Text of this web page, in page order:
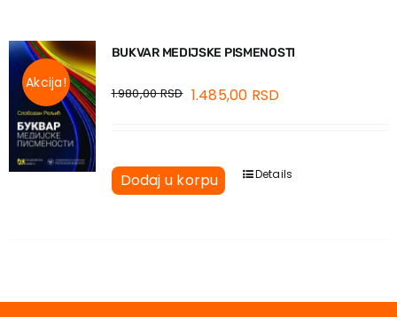
Akcija!
BUKVAR MEDIJSKE PISMENOSTI
1.980,00RSD 1.485,00 RSD
Dodaj u korpu Details